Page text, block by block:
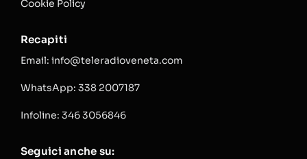
Cookie Policy
Recapiti
Email: info@teleradioveneta.com
WhatsApp: 338 2007187
Infoline: 346 3056846
Seguici anche su: